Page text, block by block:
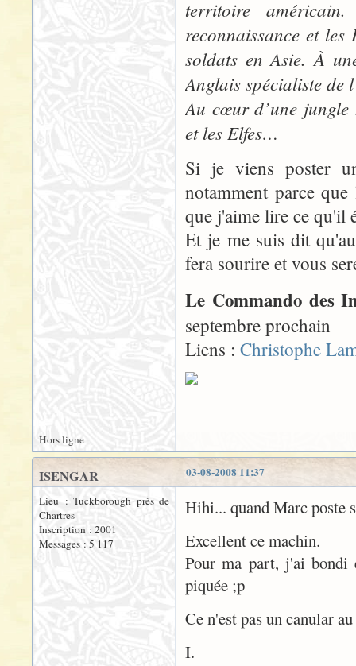
territoire
reconnaissance et les
soldats en Asie. À
Anglais spécialiste de
Au cœur d’une jungle
et les Elfes…
Si je viens poster
notamment parce
que j'aime lire ce qu'il
Et je me suis dit
fera sourire et vous
Le Commando des
septembre prochain
Liens : Christophe
Hors ligne
03-08-2008 11:37
ISENGAR
Lieu : Tuckborough près de
Chartres
Inscription : 2001
Messages : 5 117
Hihi... quand Marc poste
Excellent ce machin.
Pour ma part, j'ai bondi
piquée ;p
Ce n'est pas un canular
I.